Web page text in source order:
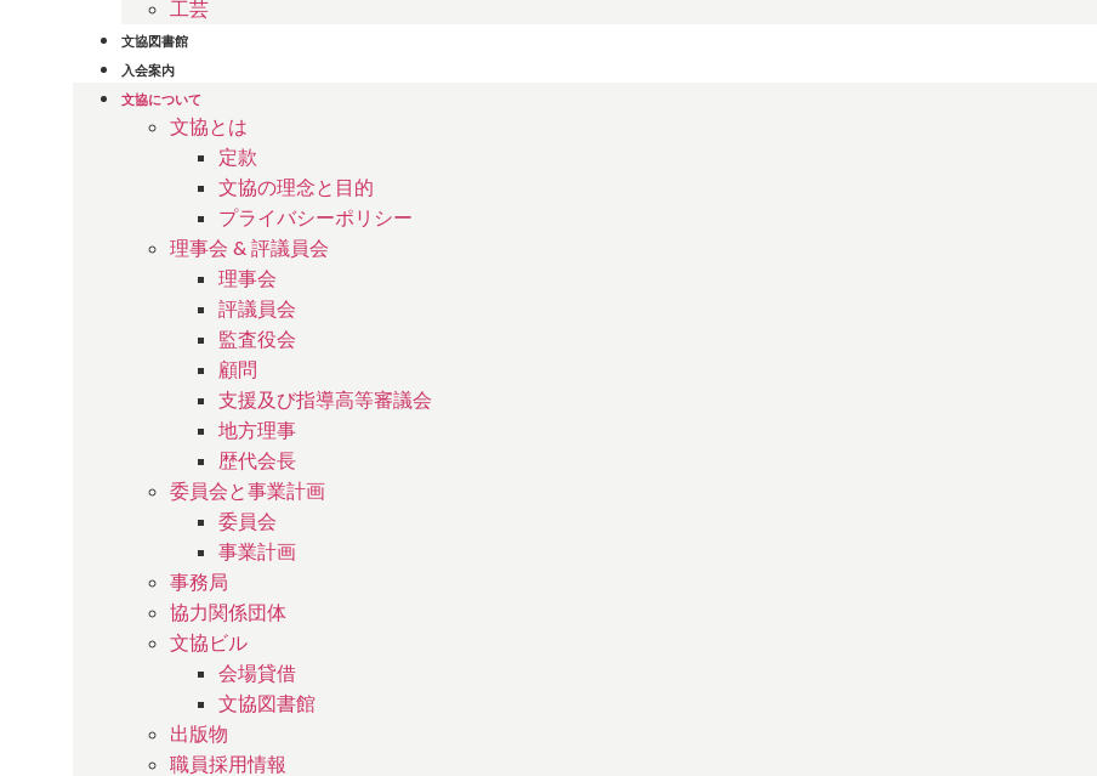
工芸
文協図書館
入会案内
文協について
文協とは
定款
文協の理念と目的
プライバシーポリシー
理事会 & 評議員会
理事会
評議員会
監査役会
顧問
支援及び指導高等審議会
地方理事
歴代会長
委員会と事業計画
委員会
事業計画
事務局
協力関係団体
文協ビル
会場貸借
文協図書館
出版物
職員採用情報